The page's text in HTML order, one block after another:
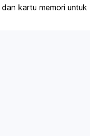
dan kartu memori untuk